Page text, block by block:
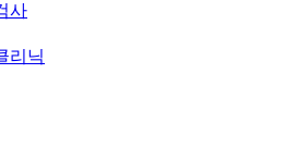
사
리닉